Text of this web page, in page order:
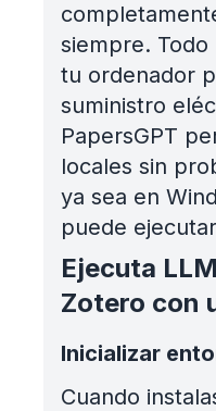
siempre. Todo
tu ordenador
suministro
PapersGPT
locales sin
ya sea en
puede
Ejecuta
Zotero con
Inicializar
Cuando